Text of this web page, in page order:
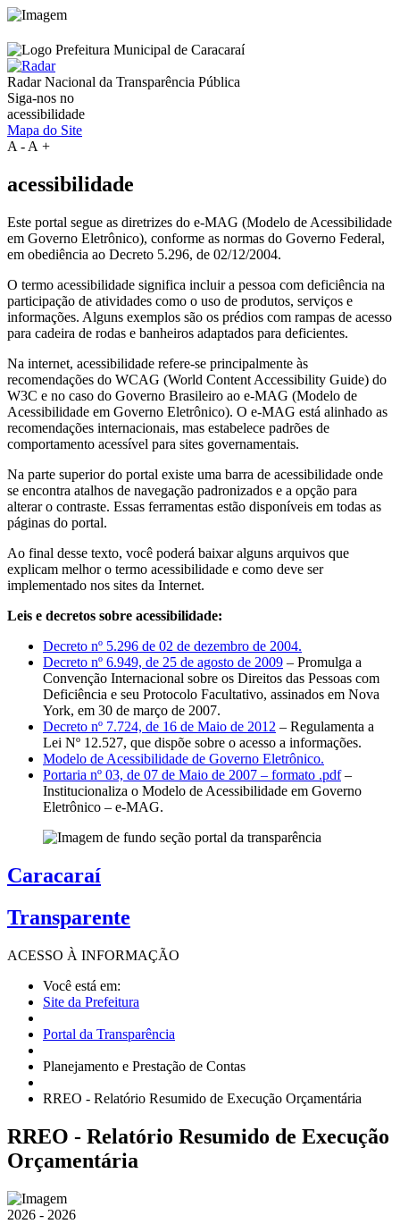
Radar Nacional da Transparência Pública
Siga-nos no
acessibilidade
Mapa do Site
A-A +
acessibilidade
Este portal segue as diretrizes do e-MAG (Modelo de Acessibilidade
em Governo Eletrônico), conforme as normas do Governo Federal,
em obediência ao Decreto 5.296, de 02/12/2004.
O termo acessibilidade significa incluir a pessoa com deficiência na
participação de atividades como o uso de produtos, serviços e
informações. Alguns exemplos são os prédios com rampas de acesso
para cadeira de rodas e banheiros adaptados para deficientes.
Na internet, acessibilidade refere-se principalmente às
recomendações do WCAG (World Content Accessibility Guide) do
W3C e no caso do Governo Brasileiro ao e-MAG (Modelo de
Acessibilidade em Governo Eletrônico). O e-MAG está alinhado as
recomendações internacionais, mas estabelece padrões de
comportamento acessível para sites governamentais.
Na parte superior do portal existe uma barra de acessibilidade onde
se encontra atalhos de navegação padronizados e a opção para
alterar o contraste. Essas ferramentas estão disponíveis em todas as
páginas do portal.
Ao final desse texto, você poderá baixar alguns arquivos que
explicam melhor o termo acessibilidade e como deve ser
implementado nos sites da Internet.
Leis e decretos sobre acessibilidade:
Decreto nº 5.296 de 02 de dezembro de 2004.
Decreto nº 6.949, de 25 de agosto de 2009 – Promulga a
Convenção Internacional sobre os Direitos das Pessoas com
Deficiência e seu Protocolo Facultativo, assinados em Nova
York, em 30 de março de 2007.
Decreto nº 7.724, de 16 de Maio de 2012 – Regulamenta a
Lei Nº 12.527, que dispõe sobre o acesso a informações.
Modelo de Acessibilidade de Governo Eletrônico.
Portaria nº 03, de 07 de Maio de 2007 – formato .pdf–
Institucionaliza o Modelo de Acessibilidade em Governo
Eletrônico – e-MAG.
Caracaraí
Transparente
ACESSO À INFORMAÇÃO
Você está em:
Site da Prefeitura
Portal da Transparência
Planejamento e Prestação de Contas
RREO - Relatório Resumido de Execução Orçamentária
RREO - Relatório Resumido de Execução
Orçamentária
2026 - 2026